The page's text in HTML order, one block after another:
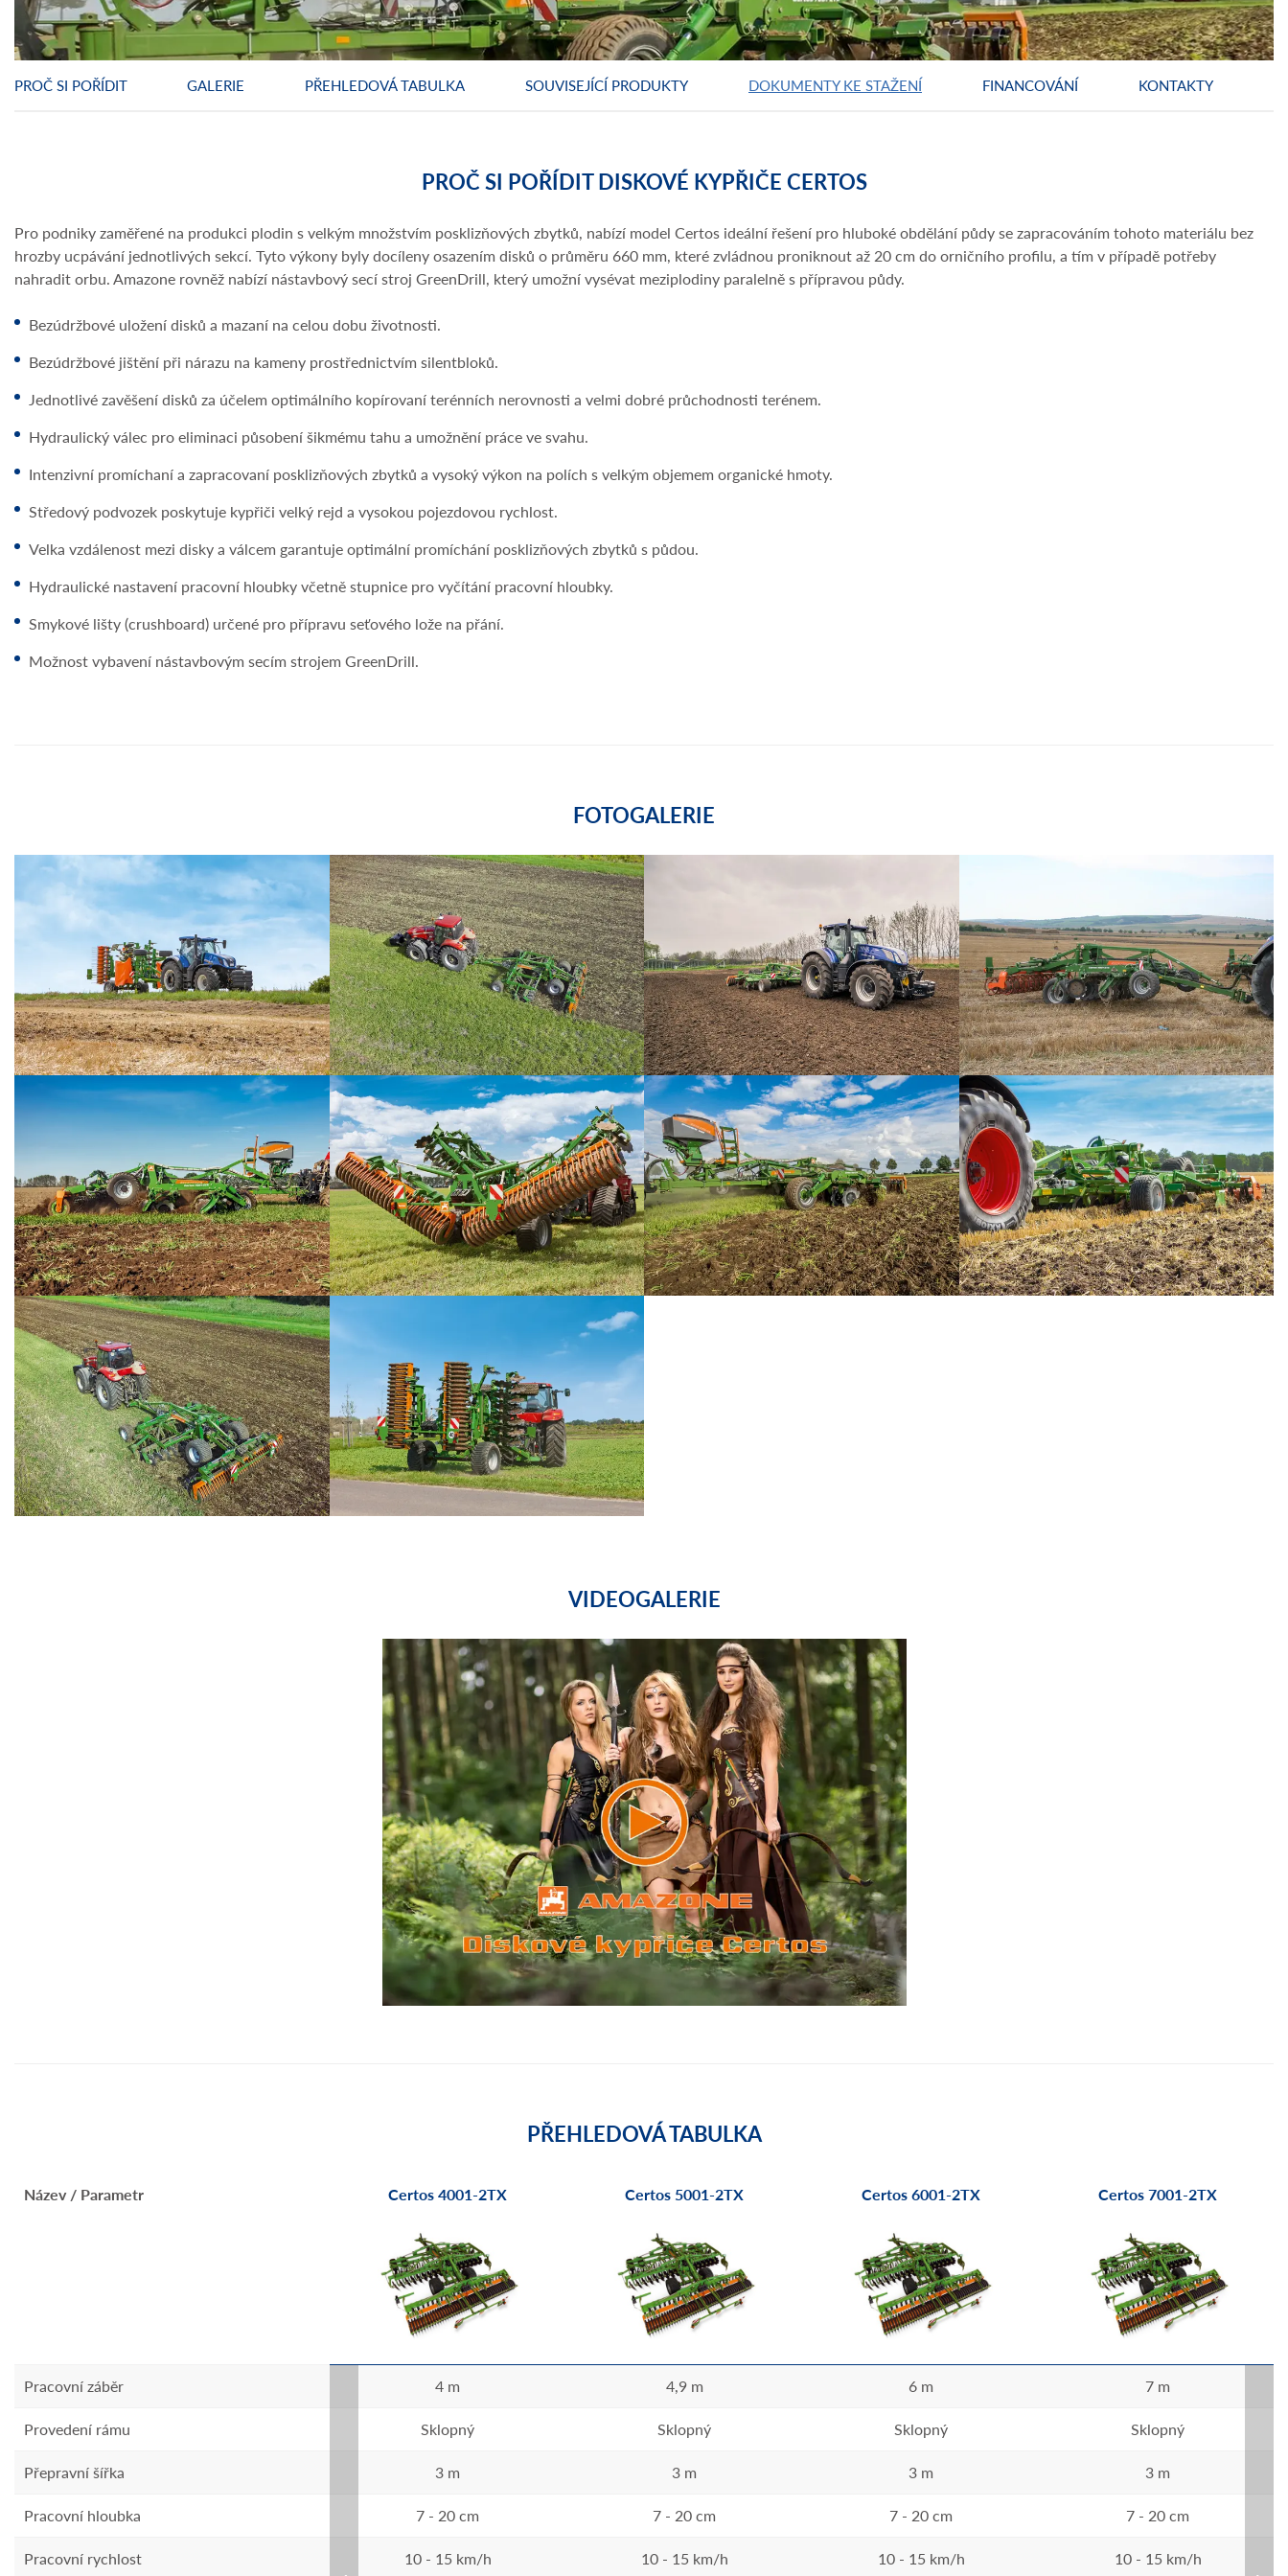
PROČ SI POŘÍDIT GALERIE PŘEHLEDOVÁ TABULKA SOUVISEJÍCÍ PRODUKTY DOKUMENTY KE STAŽENÍ FINANCOVÁNÍ KONTAKTY
PROČ SI POŘÍDIT DISKOVÉ KYPŘIČE CERTOS
Pro podniky zaměřené na produkci plodin s velkým množstvím posklizňových zbytků, nabízí model Certos ideální řešení pro hluboké obdělání půdy se zapracováním tohoto materiálu bez
hrozby ucpávání jednotlivých sekcí. Tyto výkony byly docíleny osazením disků o průměru 660 mm, které zvládnou proniknout až 20 cm do orničního profilu, a tím v případě potřeby
nahradit orbu. Amazone rovněž nabízí nástavbový secí stroj GreenDrill, který umožní vysévat meziplodiny paralelně s přípravou půdy.
Bezúdržbové uložení disků a mazaní na celou dobu životnosti.
Bezúdržbové jištění při nárazu na kameny prostřednictvím silentbloků.
Jednotlivé zavěšení disků za účelem optimálního kopírovaní terénních nerovnosti a velmi dobré průchodnosti terénem.
Hydraulický válec pro eliminaci působení šikmému tahu a umožnění práce ve svahu.
Intenzivní promíchaní a zapracovaní posklizňových zbytků a vysoký výkon na polích s velkým objemem organické hmoty.
Středový podvozek poskytuje kypřiči velký rejd a vysokou pojezdovou rychlost.
Velka vzdálenost mezi disky a válcem garantuje optimální promíchání posklizňových zbytků s půdou.
Hydraulické nastavení pracovní hloubky včetně stupnice pro vyčítání pracovní hloubky.
Smykové lišty (crushboard) určené pro přípravu seťového lože na přání.
Možnost vybavení nástavbovým secím strojem GreenDrill.
FOTOGALERIE
VIDEOGALERIE
PŘEHLEDOVÁ TABULKA
Název / Parametr
Pracovní záběr
Provedení rámu
Přepravní šířka
Pracovní hloubka
Pracovní rychlost
2TX
cm
Certos 4001-2TX
4 m
Sklopný
3 m
7 - 20 cm
10 - 15 km/h
Certos 5001-2TX
4,9 m
Sklopný
3 m
7 - 20 cm
10 - 15 km/h
Certos 6001-2TX
6 m
Sklopný
3 m
7 - 20 cm
10 - 15 km/h
Certos 7001-2TX
7 m
Sklopný
3 m
7 - 20 cm
10 - 15 km/h